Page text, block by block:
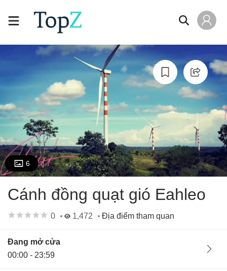
6
Cánh đồng quạt gió Eahleo
0 1,472 Địa điểm tham quan
Đang mở cửa
00:00 - 23:59